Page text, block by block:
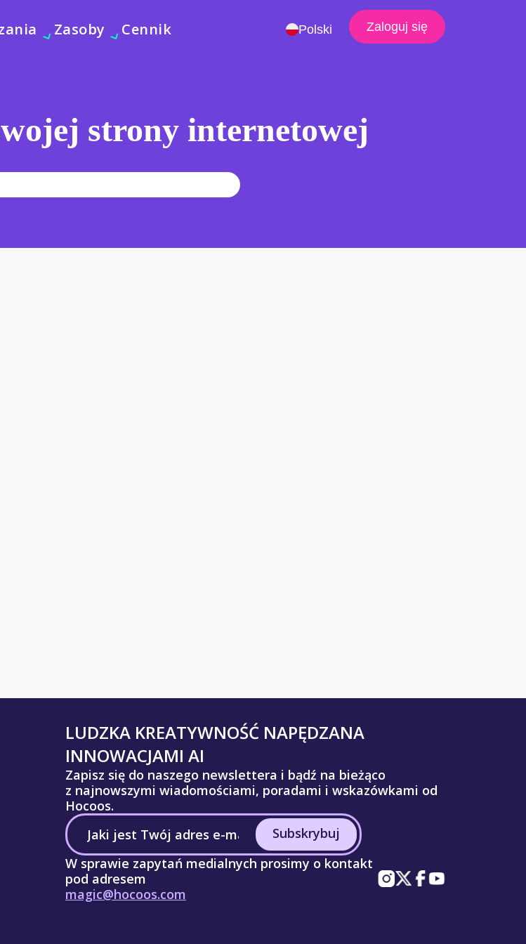
Zasoby Cennik Polski Zaloguj się
strony internetowej
LUDZKA KREATYWNOŚĆ NAPĘDZANA
INNOWACJAMI AI
Zapisz się do naszego newslettera i bądź na bieżąco
z najnowszymi wiadomościami, poradami i wskazówkami od
Hocoos.
Subskrybuj
W sprawie zapytań medialnych prosimy o kontakt
pod adresem
magic@hocoos.com